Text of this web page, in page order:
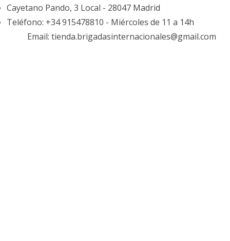
Cayetano Pando, 3 Local - 28047 Madrid
Teléfono: +34 915478810 - Miércoles de 11 a 14h
Email: tienda.brigadasinternacionales@gmail.com